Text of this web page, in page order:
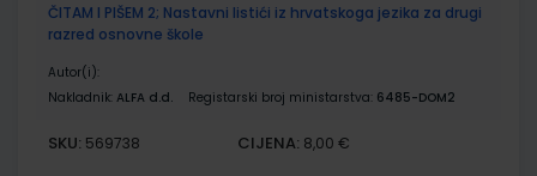
ČITAM I PIŠEM 2; Nastavni listići iz hrvatskoga jezika za drugi
razred osnovne škole
Autor(i):
Nakladnik: ALFA d.d. Registarski broj ministarstva: 6485-DOM2
SKU: 569738 CIJENA: 8,00 €